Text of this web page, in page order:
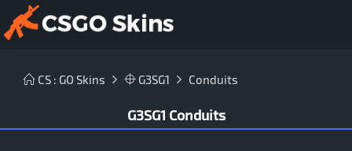
CS : GO Skins G3SG1 Conduits
G3SG1 Conduits